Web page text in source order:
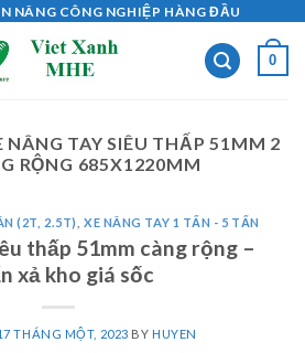
NÂNG CÔNG NGHIỆP HÀNG ĐẦU
0
NÂNG TAY SIÊU THẤP 51MM 2
RỘNG 685X1220MM
(2T, 2.5T) ,XE NÂNG TAY 1 TẤN - 5 TẤN
thấp 51mm càng rộng –
xả kho giá sốc
THÁNG MỘT, 2023 BYHUYEN